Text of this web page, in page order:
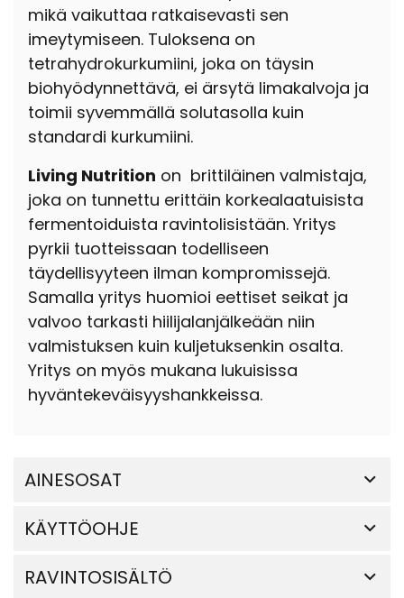
mikä vaikuttaa ratkaisevasti sen
imeytymiseen. Tuloksena on
tetrahydrokurkumiini, joka on täysin
biohyödynnettävä, ei ärsytä limakalvoja ja
toimii syvemmällä solutasolla kuin
standardi kurkumiini.
Living Nutrition on brittiläinen valmistaja,
joka on tunnettu erittäin korkealaatuisista
fermentoiduista ravintolisistään. Yritys
pyrkii tuotteissaan todelliseen
täydellisyyteen ilman kompromissejä.
Samalla yritys huomioi eettiset seikat ja
valvoo tarkasti hiilijalanjälkeään niin
valmistuksen kuin kuljetuksenkin osalta.
Yritys on myös mukana lukuisissa
hyväntekeväisyyshankkeissa.
AINESOSAT
KÄYTTÖOHJE
RAVINTOSISÄLTÖ